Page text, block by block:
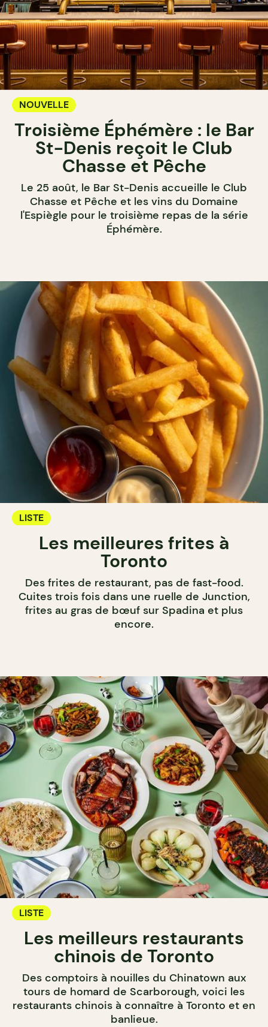
NOUVELLE
Troisième Éphémère : le Bar
St-Denis reçoit le Club
Chasse et Pêche
Le 25 août, le Bar St-Denis accueille le Club
Chasse et Pêche et les vins du Domaine
l'Espiègle pour le troisième repas de la série
Éphémère.
LISTE
Les meilleures frites à
Toronto
Des frites de restaurant, pas de fast-food.
Cuites trois fois dans une ruelle de Junction,
frites au gras de bœuf sur Spadina et plus
encore.
LISTE
Les meilleurs restaurants
chinois de Toronto
Des comptoirs à nouilles du Chinatown aux
tours de homard de Scarborough, voici les
restaurants chinois à connaître à Toronto et en
banlieue.